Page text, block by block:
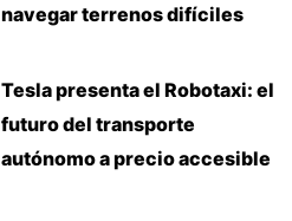
navegar terrenos difíciles
Tesla presenta el Robotaxi: el
futuro del transporte
autónomo a precio accesible